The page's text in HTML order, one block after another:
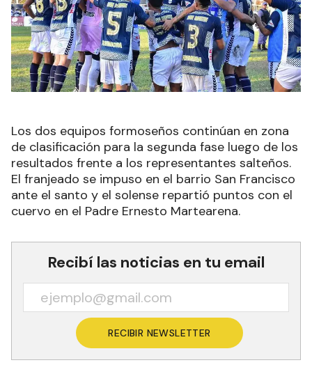
Los dos equipos formoseños continúan en zona
de clasificación para la segunda fase luego de los
resultados frente a los representantes salteños.
El franjeado se impuso en el barrio San Francisco
ante el santo y el solense repartió puntos con el
cuervo en el Padre Ernesto Martearena.
Recibí las noticias en tu email
RECIBIR NEWSLETTER